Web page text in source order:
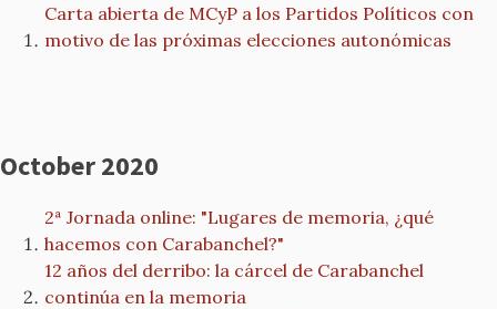
Carta abierta de MCyP a los Partidos Políticos con
motivo de las próximas elecciones autonómicas
October 2020
2ª Jornada online: "Lugares de memoria, ¿qué
hacemos con Carabanchel?"
12 años del derribo: la cárcel de Carabanchel
continúa en la memoria